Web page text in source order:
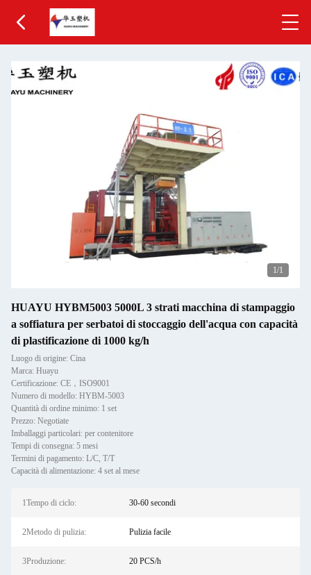
1/1
HUAYU HYBM5003 5000L 3 strati macchina di stampaggio
a soffiatura per serbatoi di stoccaggio dell'acqua con capacità
di plastificazione di 1000 kg/h
Luogo di origine: Cina
Marca: Huayu
Certificazione: CE，ISO9001
Numero di modello: HYBM-5003
Quantità di ordine minimo: 1 set
Prezzo: Negotiate
Imballaggi particolari: per contenitore
Tempi di consegna: 5 mesi
Termini di pagamento: L/C, T/T
Capacità di alimentazione: 4 set al mese
1Tempo di ciclo: 30-60 secondi
2Metodo di pulizia: Pulizia facile
3Produzione: 20 PCS/h